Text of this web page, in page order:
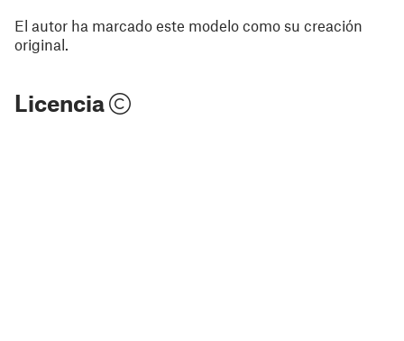
El autor ha marcado este modelo como su creación
original.
Licencia